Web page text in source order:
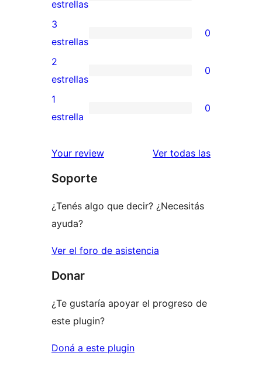
5
estrellas
0
valoraciones
de
4
estrellas
estrellas
0
valoraciones
de
3
estrellas
3
estrellas
0
0
valoraciones
de
estrellas
2
estrellas
0
0
de
estrellas
1
estrella
0
Your review Ver todas lasreseñas
Soporte
¿Tenés algo que decir? ¿Necesitás
ayuda?
Ver el foro de asistencia
Donar
¿Te gustaría apoyar el progreso de
este plugin?
Doná a este plugin